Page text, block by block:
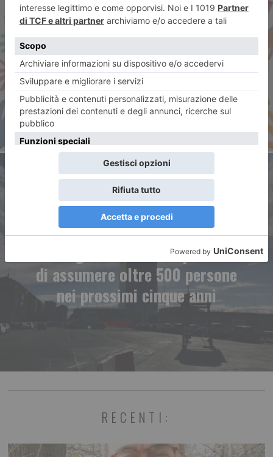
ARTICOLO PRECEDENTE
Torino over: essere utili fa
bene a noi stessi
ARTICOLO SUCCESSIVO
La Regione Piemonte prevede
di assumere oltre 500 persone
nei prossimi cinque anni
RECENTI: